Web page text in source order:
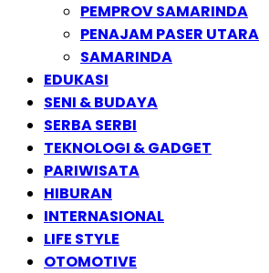
PEMPROV SAMARINDA
PENAJAM PASER UTARA
SAMARINDA
EDUKASI
SENI & BUDAYA
SERBA SERBI
TEKNOLOGI & GADGET
PARIWISATA
HIBURAN
INTERNASIONAL
LIFE STYLE
OTOMOTIVE